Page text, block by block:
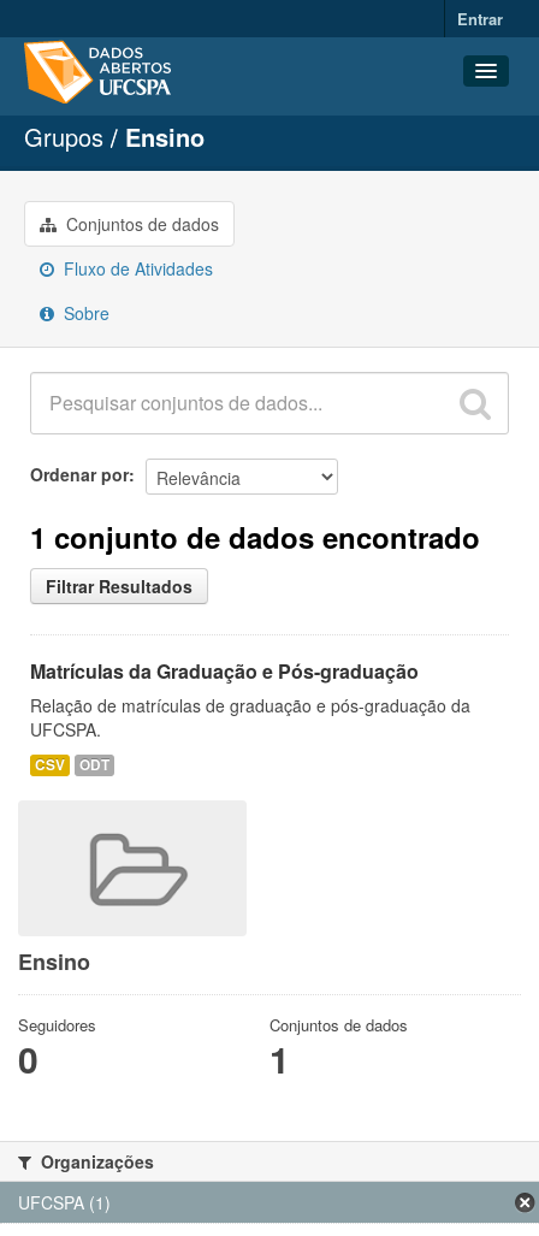
Entrar
Conjuntos de dados
Organizações
Grupos
Sobre
Grupos Ensino
Conjuntos de dados
Fluxo de Atividades
Sobre
Ordenar por
1 conjunto de dados encontrado
Filtrar Resultados
Matrículas da Graduação e Pós-graduação
Relação de matrículas de graduação e pós-graduação da
UFCSPA.
CSV ODT
Ensino
Seguidores
0
Conjuntos de dados
1
Organizações
UFCSPA (1)